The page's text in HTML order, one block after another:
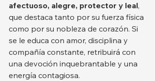
afectuoso, alegre, protector y leal,
que destaca tanto por su fuerza física
como por su nobleza de corazón. Si
se le educa con amor, disciplina y
compañía constante, retribuirá con
una devoción inquebrantable y una
energía contagiosa.